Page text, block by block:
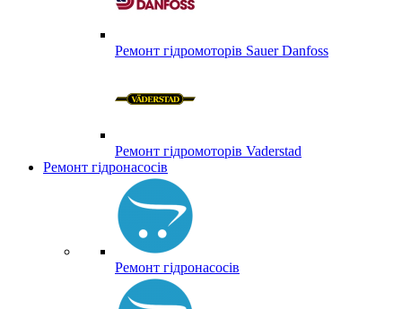
Ремонт гідромоторів Sauer Danfoss
Ремонт гідромоторів Vaderstad
Ремонт гідронасосів
Ремонт гідронасосів